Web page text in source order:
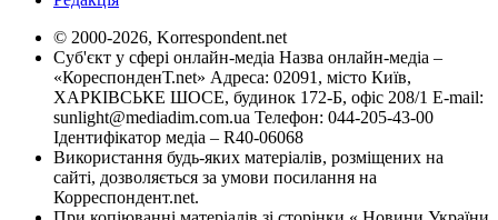
© 2000-2026, Korrespondent.net
Суб'єкт у сфері онлайн-медіа Назва онлайн-медіа –
«КореспонденТ.net» Адреса: 02091, місто Київ,
ХАРКІВСЬКЕ ШОСЕ, будинок 172-Б, офіс 208/1 E-mail:
sunlight@mediadim.com.ua Телефон: 044-205-43-00
Ідентифікатор медіа – R40-06068
Використання будь-яких матеріалів, розміщених на
сайті, дозволяється за умови посилання на
Корреспондент.net.